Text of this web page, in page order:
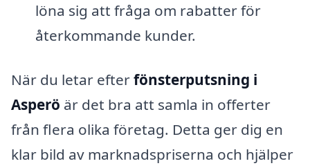
löna sig att fråga om rabatter för
återkommande kunder.
När du letar efterfönsterputsning i
Asperö är det bra att samla in offerter
från flera olika företag. Detta ger dig en
klar bild av marknadspriserna och hjälper